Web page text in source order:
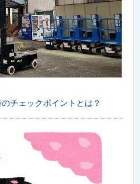
チェックポイントとは？